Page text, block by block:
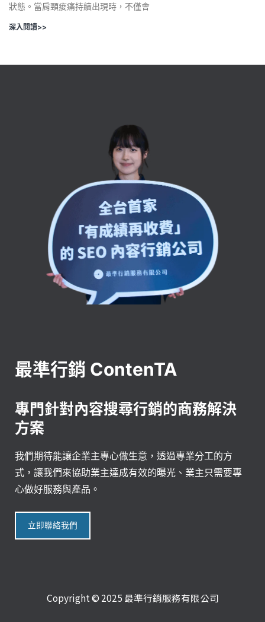
狀態。當肩頸痠痛持續出現時，不僅會
深入閱讀>>
最準行銷 ContenTA
專門針對內容搜尋行銷的商務解決
方案
我們期待能讓企業主專心做生意，透過專業分工的方
式，讓我們來協助業主達成有效的曝光、業主只需要專
心做好服務與產品。
立即聯絡我們
Copyright © 2025 最準行銷服務有限公司